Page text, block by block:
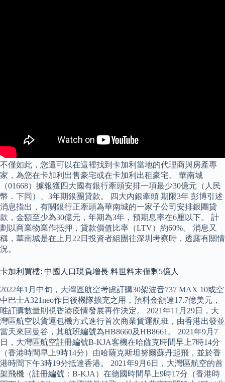
不僅如此，您還可以在這裡找到卡加利當地的代理商與房產專
家，為您在卡加利出售豪宅或在卡加利出租豪宅。 華南城
（01668）據報獲四大國有銀行牽頭安排一項最少30億元（人民
幣．下同）、3年期銀團貸款。 四大內銀牽頭 期限3年 彭博引述
消息指出，有關銀行正牽頭為華南城的一家子公司安排銀團貸
款，金額至少為30億元，年期為3年，預期息率在6厘以下。 計
劃以商業物業作抵押，貸款價值比率（LTV）約60%。 消息又
稱，華南城是在上月22日投資者組團往深圳考察時，透露有關情
況。
卡加利買樓: 中國人口現負增長 料世料末僅剩5億人
2022年1月中旬，大灣區航空考慮訂購30架波音737 MAX 10或空
中巴士A321neo作日後機隊擴充之用，預料金額達17.7億美元，
唯訂購數量則視香港疫情發展再作決定。 2021年11月29日，大
灣區航空以貨運包機方式進行首次商業貨運航班，由香港出發並
當天來回曼谷，其航班編號為HB8660及HB8661。 2021年9月7
日，大灣區航空註冊編號B-KJA客機在哈薩克時間早上7時14分
（香港時間早上9時14分）由哈薩克斯坦努爾蘇丹起飛，並於香
港時間下午3時19分抵達香港。 2021年9月6日，大灣區航空的首
架飛機（註冊編號：B-KJA）在德國時間早上9時17分（香港時